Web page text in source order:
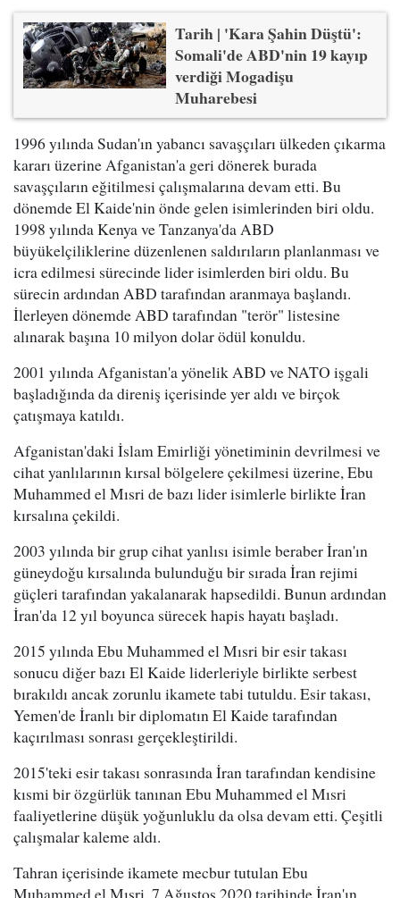
Tarih | 'Kara Şahin Düştü':
Somali'de ABD'nin 19 kayıp
verdiği Mogadişu
Muharebesi
1996 yılında Sudan'ın yabancı savaşçıları ülkeden çıkarma
kararı üzerine Afganistan'a geri dönerek burada
savaşçıların eğitilmesi çalışmalarına devam etti. Bu
dönemde El Kaide'nin önde gelen isimlerinden biri oldu.
1998 yılında Kenya ve Tanzanya'da ABD
büyükelçiliklerine düzenlenen saldırıların planlanması ve
icra edilmesi sürecinde lider isimlerden biri oldu. Bu
sürecin ardından ABD tarafından aranmaya başlandı.
İlerleyen dönemde ABD tarafından "terör" listesine
alınarak başına 10 milyon dolar ödül konuldu.
2001 yılında Afganistan'a yönelik ABD ve NATO işgali
başladığında da direniş içerisinde yer aldı ve birçok
çatışmaya katıldı.
Afganistan'daki İslam Emirliği yönetiminin devrilmesi ve
cihat yanlılarının kırsal bölgelere çekilmesi üzerine, Ebu
Muhammed el Mısri de bazı lider isimlerle birlikte İran
kırsalına çekildi.
2003 yılında bir grup cihat yanlısı isimle beraber İran'ın
güneydoğu kırsalında bulunduğu bir sırada İran rejimi
güçleri tarafından yakalanarak hapsedildi. Bunun ardından
İran'da 12 yıl boyunca sürecek hapis hayatı başladı.
2015 yılında Ebu Muhammed el Mısri bir esir takası
sonucu diğer bazı El Kaide liderleriyle birlikte serbest
bırakıldı ancak zorunlu ikamete tabi tutuldu. Esir takası,
Yemen'de İranlı bir diplomatın El Kaide tarafından
kaçırılması sonrası gerçekleştirildi.
2015'teki esir takası sonrasında İran tarafından kendisine
kısmi bir özgürlük tanınan Ebu Muhammed el Mısri
faaliyetlerine düşük yoğunluklu da olsa devam etti. Çeşitli
çalışmalar kaleme aldı.
Tahran içerisinde ikamete mecbur tutulan Ebu
Muhammed el Mısri, 7 Ağustos 2020 tarihinde İran'ın